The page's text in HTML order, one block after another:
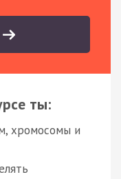
ты:
хромосомы и